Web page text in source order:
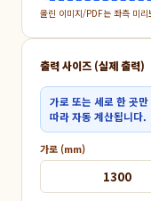
올린 이미지/PDF는 좌측 미
출력 사이즈 (실제 출력)
가로 또는 세로 한 곳
따라 자동 계산됩니다.
가로 (mm)